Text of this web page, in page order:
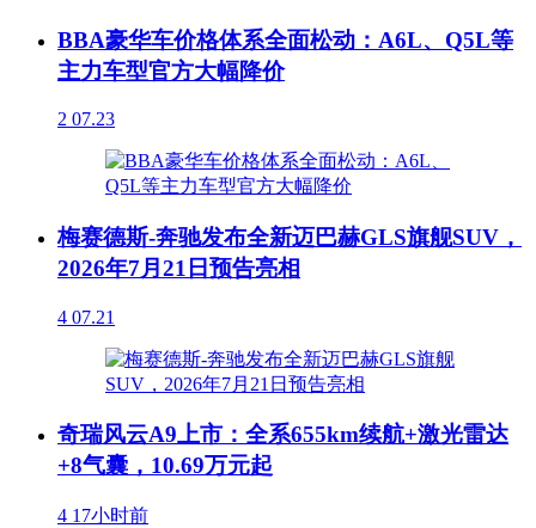
BBA豪华车价格体系全面松动：A6L、Q5L等
主力车型官方大幅降价
2 07.23
梅赛德斯-奔驰发布全新迈巴赫GLS旗舰SUV，
2026年7月21日预告亮相
4 07.21
奇瑞风云A9上市：全系655km续航+激光雷达
+8气囊，10.69万元起
4 17小时前